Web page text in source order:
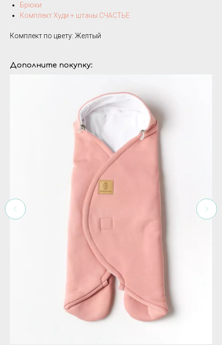
Брюки
Комплект Худи + штаны СЧАСТЬЕ
Комплект по цвету: Желтый
Дополните покупку: